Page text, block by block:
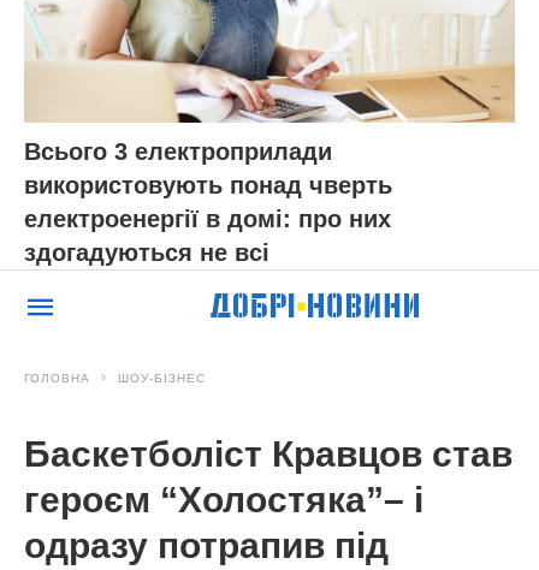
Всього 3 електроприлади
використовують понад чверть
електроенергії в домі: про них
здогадуються не всі